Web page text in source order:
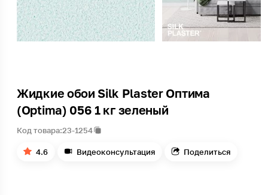
Жидкие обои Silk Plaster Оптима
(Optima) 056 1 кг зеленый
Код товара:23-1254
4.6 Видеоконсультация Поделиться